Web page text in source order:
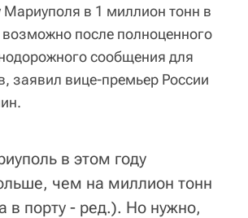
Мариуполя в 1 миллион тонн в
возможно после полноценного
сообщения для
заявил вице-премьер России
в этом году
чем на миллион тонн
в порту - ред.). Но нужно,